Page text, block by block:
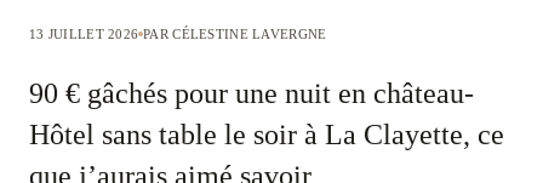
13 JUILLET 2026 PAR CÉLESTINE LAVERGNE
90 € gâchés pour une nuit en château-
Hôtel sans table le soir à La Clayette, ce
que j’aurais aimé savoir